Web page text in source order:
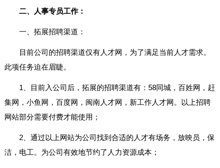
二、人事专员工作：
一、拓展招聘渠道：
目前公司的招聘渠道仅有人才网，为了满足当前人才需求。
此项任务迫在眉睫。
1、目前入公司后，拓展的招聘渠道有：58同城，百姓网，赶
集网，小鱼网，百度网，闽南人才网，新工作人才网。以上招聘
网站部分需要付费才能使用；
2、通过以上网站为公司找到合适的人才有场务，放映员，保
洁，电工。为公司有效地节约了人力资源成本；